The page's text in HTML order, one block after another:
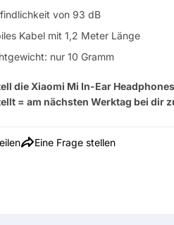
von 93 dB
Kabel mit 1,2 Meter Länge
nur 10 Gramm
die Xiaomi Mi In-Ear
= am nächsten Werktag bei dir
Eine Frage stellen